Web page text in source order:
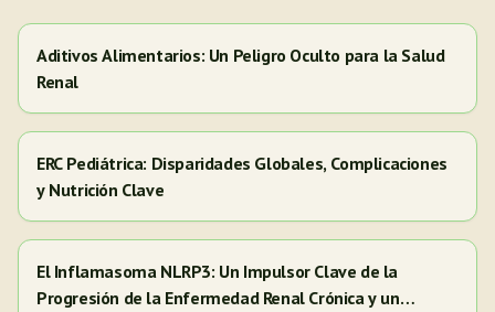
Aditivos Alimentarios: Un Peligro Oculto para la Salud
Renal
ERC Pediátrica: Disparidades Globales, Complicaciones
y Nutrición Clave
El Inflamasoma NLRP3: Un Impulsor Clave de la
Progresión de la Enfermedad Renal Crónica y un